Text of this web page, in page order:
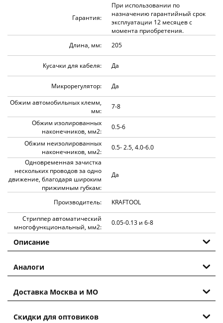
Гарантия:
При использовании по
назначению гарантийный срок
эксплуатации 12 месяцев с
момента приобретения.
Длина, мм:
205
Кусачки для кабеля: Да
Микрорегулятор:
Да
Обжим автомобильных клемм,
мм:
7-8
Обжим изолированных
наконечников, мм2:
0.5-6
Обжим неизолированных
наконечников, мм2:
0.5- 2.5, 4.0-6.0
Одновременная зачистка
нескольких проводов за одно
движение, благодаря широким
прижимным губкам:
Да
Производитель:
KRAFTOOL
Стриппер автоматический
многофункциональный, мм2:
0.05-0.13 и 6-8
Описание
Аналоги
Доставка Москва и МО
Скидки для оптовиков